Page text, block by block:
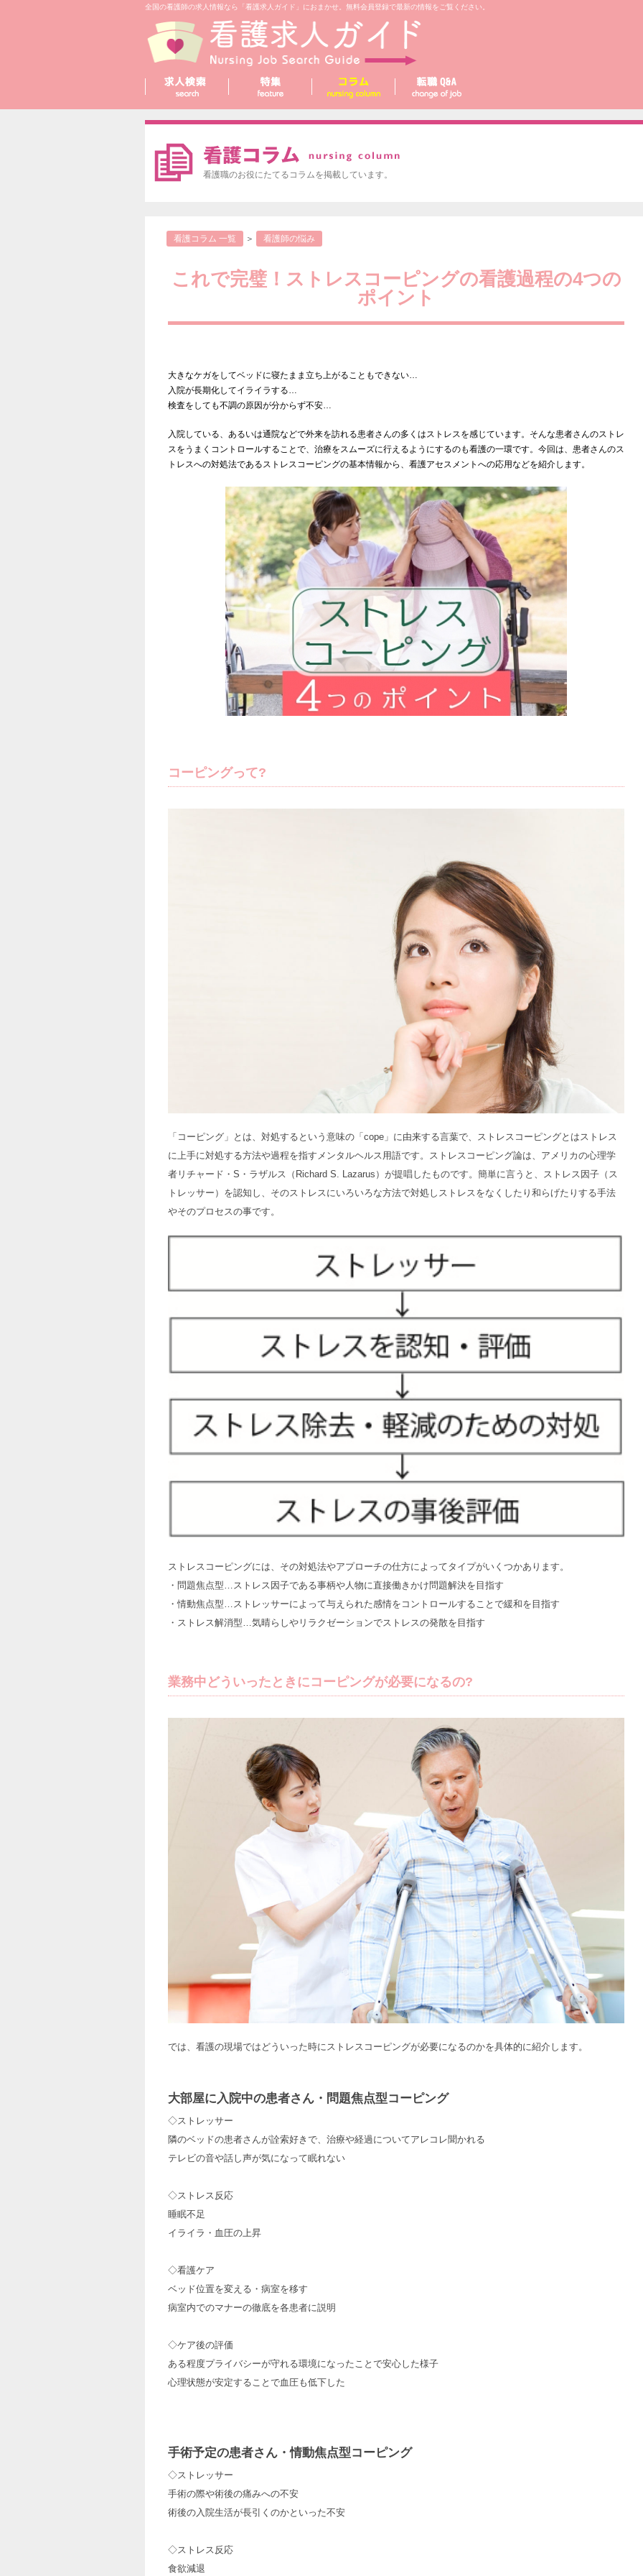
全国の看護師の求人情報なら「看護求人ガイド」におまかせ。無料会員登録で最新の情報をご覧ください。
看護職のお役にたてるコラムを掲載しています。
看護コラム 一覧 ＞ 看護師の悩み
これで完璧！ストレスコーピングの看護過程の4つの
ポイント
大きなケガをしてベッドに寝たまま立ち上がることもできない…
入院が長期化してイライラする…
検査をしても不調の原因が分からず不安…
入院している、あるいは通院などで外来を訪れる患者さんの多くはストレスを感じています。 そんな患者さんのストレ
スをうまくコントロールすることで、治療をスムーズに行えるようにするのも看護の一環です。 今回は、患者さんのス
トレスへの対処法であるストレスコーピングの基本情報から、看護アセスメントへの応用などを紹介します。
コーピングって?
「コーピング」とは、対処するという意味の「cope」に由来する言葉で、ストレスコーピングとはストレス
に上手に対処する方法や過程を指すメンタルヘルス用語です。ストレスコーピング論は、アメリカの心理学
者リチャード・S・ラザルス（Richard S. Lazarus）が提唱したものです。簡単に言うと、ストレス因子（ス
トレッサー）を認知し、そのストレスにいろいろな方法で対処しストレスをなくしたり和らげたりする手法
やそのプロセスの事です。
ストレスコーピングには、その対処法やアプローチの仕方によってタイプがいくつかあります。
・問題焦点型…ストレス因子である事柄や人物に直接働きかけ問題解決を目指す
・情動焦点型…ストレッサーによって与えられた感情をコントロールすることで緩和を目指す
・ストレス解消型…気晴らしやリラクゼーションでストレスの発散を目指す
業務中どういったときにコーピングが必要になるの?
では、看護の現場ではどういった時にストレスコーピングが必要になるのかを具体的に紹介します。
大部屋に入院中の患者さん・問題焦点型コーピング
◇ストレッサー
隣のベッドの患者さんが詮索好きで、治療や経過についてアレコレ聞かれる
テレビの音や話し声が気になって眠れない
◇ストレス反応
睡眠不足
イライラ・血圧の上昇
◇看護ケア
ベッド位置を変える・病室を移す
病室内でのマナーの徹底を各患者に説明
◇ケア後の評価
ある程度プライバシーが守れる環境になったことで安心した様子
心理状態が安定することで血圧も低下した
手術予定の患者さん・情動焦点型コーピング
◇ストレッサー
手術の際や術後の痛みへの不安
術後の入院生活が長引くのかといった不安
◇ストレス反応
食欲減退